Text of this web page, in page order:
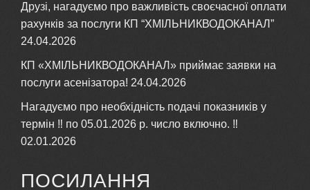
Друзі, нагадуємо про важливість своєчасної оплати
рахунків за послуги КП “ХМІЛЬНИКВОДОКАНАЛ”
24.04.2026
КП «ХМІЛЬНИКВОДОКАНАЛ» приймає заявки на
послуги асенізатора! 24.04.2026
Нагадуємо про необхідність подачі показників у
термін ‼ по 05.01.2026 р. число включно. ‼
02.01.2026
ПОСИЛАННЯ